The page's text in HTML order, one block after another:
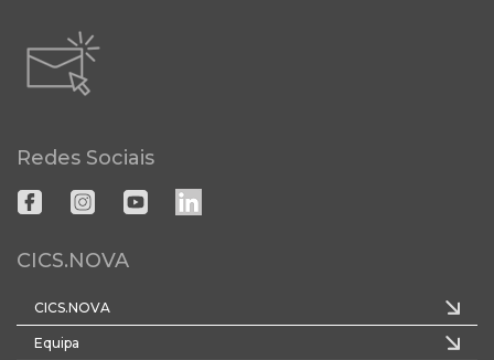
Redes Sociais
CICS.NOVA
CICS.NOVA
Equipa